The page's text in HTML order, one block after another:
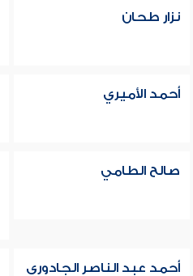
نزار طحان
أحمد الأميري
صالح الطامي
أحمد عبد الناصر الجادوري